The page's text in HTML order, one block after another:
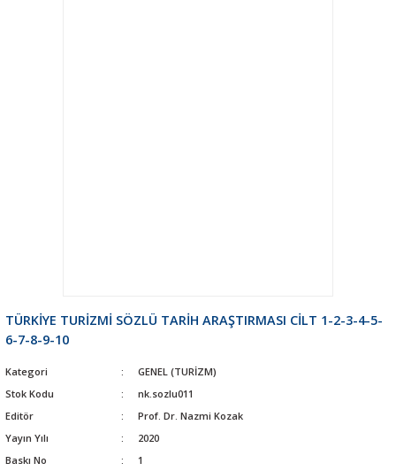
TÜRKİYE TURİZMİ SÖZLÜ TARİH ARAŞTIRMASI CİLT 1-2-3-4-5-
6-7-8-9-10
Kategori
GENEL (TURİZM)
Stok Kodu
nk.sozlu011
Editör
Prof. Dr. Nazmi Kozak
Yayın Yılı
2020
Baskı No
1